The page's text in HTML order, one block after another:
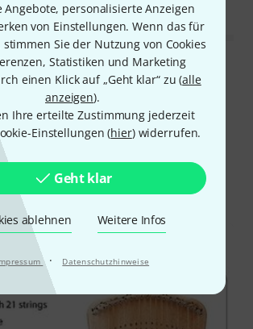
Angebote, personalisierte Anzeigen
von Einstellungen. Wenn das für
stimmen Sie der Nutzung von Cookies
Statistiken und Marketing
einen Klick auf „Geht klar“ zu (alle
anzeigen).
Ihre erteilte Zustimmung jederzeit
Einstellungen (hier) widerrufen.
Geht klar
ablehnen Weitere Infos
· Datenschutzhinweise
BEWERTUNG MELDEN
Alle Bewertungen lesen
Schon gewusst?
Alle Downloads